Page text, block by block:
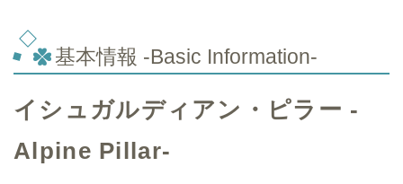
基本情報 -Basic Information-
イシュガルディアン・ピラー -
Alpine Pillar-